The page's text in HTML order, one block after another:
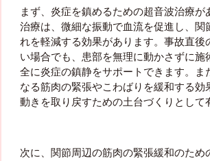
まず、炎症を鎮めるための超音波治療が
治療は、微細な振動で血流を促進し、関
れを軽減する効果があります。事故直後
い場合でも、患部を無理に動かさずに施
全に炎症の鎮静をサポートできます。ま
なる筋肉の緊張やこわばりを緩和する効
動きを取り戻すための土台づくりとして
次に、関節周辺の筋肉の緊張緩和のため